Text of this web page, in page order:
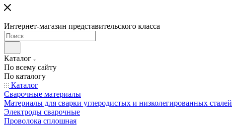
Интернет-магазин представительского класса
Каталог
По всему сайту
По каталогу
Каталог
Сварочные материалы
Материалы для сварки углеродистых и низколегированных сталей
Электроды сварочные
Проволока сплошная